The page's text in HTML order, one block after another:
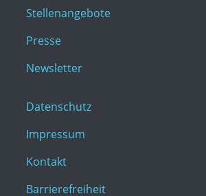
Stellenangebote
Presse
Newsletter
Datenschutz
Impressum
Kontakt
Barrierefreiheit